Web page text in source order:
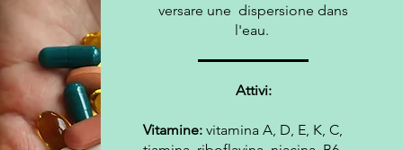
versare une dispersione dans
l'eau.
Attivi:
Vitamine:vitamina A, D, E, K, C,